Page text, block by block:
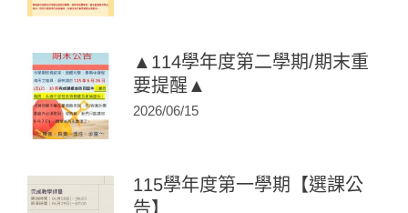
▲114學年度第二學期/期末重
要提醒▲
2026/06/15
115學年度第一學期【選課公
告】